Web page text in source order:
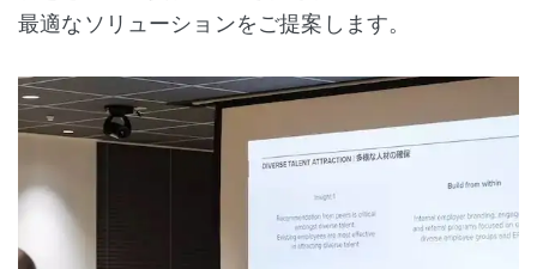
最適なソリューションをご提案します。